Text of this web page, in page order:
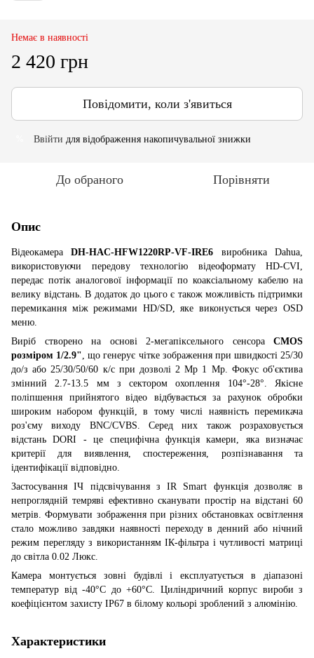
Немає в наявності
2 420 грн
Повідомити, коли з'явиться
Ввійти для відображення накопичувальної знижки
До обраного Порівняти
Опис
ВідеокамераDH-HAC-HFW1220RP-VF-IRE6 виробника Dahua,
використовуючи передову технологію відеоформату HD-CVI,
передає потік аналогової інформації по коаксіальному кабелю на
велику відстань. В додаток до цього є також можливість підтримки
перемикання між режимами HD/SD, яке виконується через OSD
меню.
Виріб створено на основі 2-мегапіксельного сенсора CMOS
розміром 1/2.9" , що генерує чітке зображення при швидкості 25/30
до/з або 25/30/50/60 к/с при дозволі 2 Mp 1 Mp. Фокус об'єктива
змінний 2.7-13.5 мм з сектором охоплення 104°-28°. Якісне
поліпшення прийнятого відео відбувається за рахунок обробки
широким набором функцій, в тому числі наявність перемикача
роз'єму виходу BNC/CVBS. Серед них також розраховується
відстань DORI - це специфічна функція камери, яка визначає
критерії для виявлення, спостереження, розпізнавання та
ідентифікації відповідно.
Застосування ІЧ підсвічування з IR Smart функція дозволяє в
непроглядній темряві ефективно сканувати простір на відстані 60
метрів. Формувати зображення при різних обстановках освітлення
стало можливо завдяки наявності переходу в денний або нічний
режим перегляду з використанням ІК-фільтра і чутливості матриці
до світла 0.02 Люкс.
Камера монтується зовні будівлі і експлуатується в діапазоні
температур від -40°С до +60°С. Циліндричний корпус вироби з
коефіцієнтом захисту IP67 в білому кольорі зроблений з алюмінію.
Характеристики